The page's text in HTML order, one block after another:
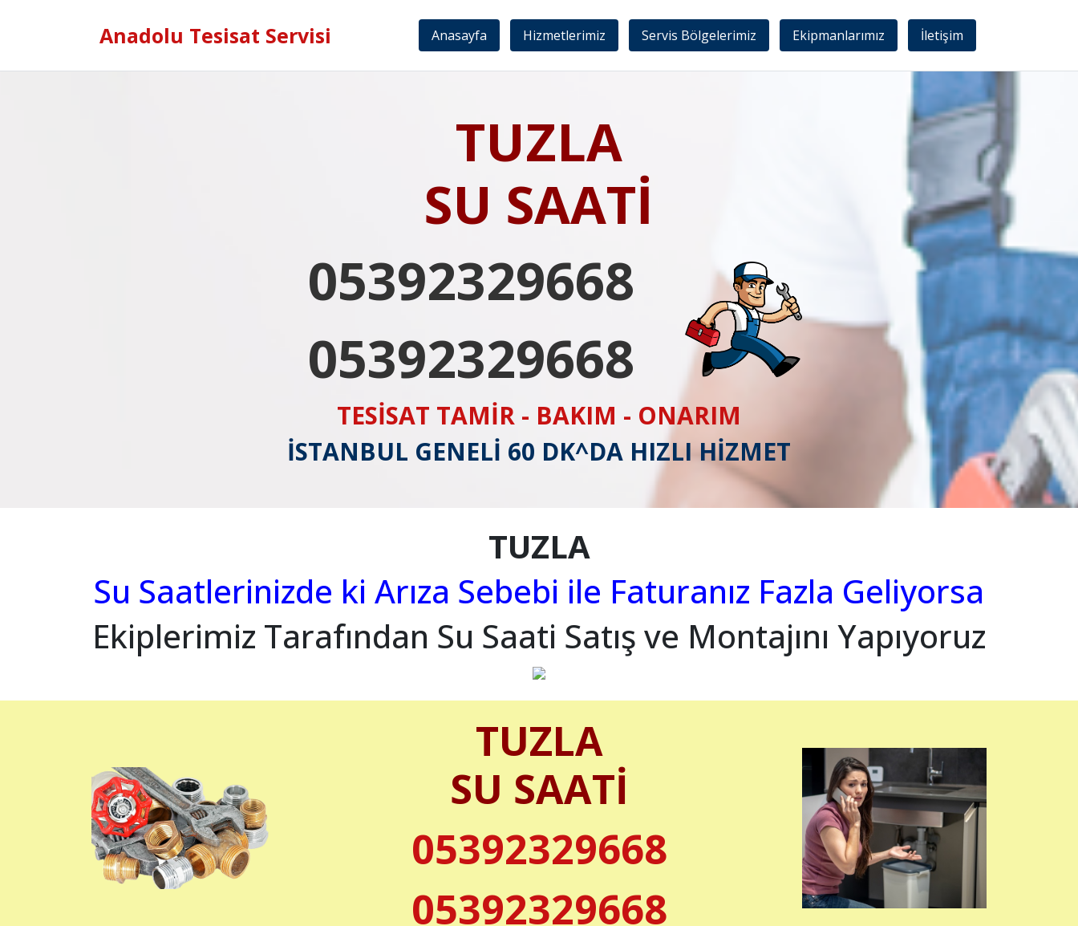
Anadolu Tesisat Servisi Anasayfa Hizmetlerimiz Servis Bölgelerimiz Ekipmanlarımız İletişim
TUZLA
SU SAATİ
05392329668
05392329668
TESİSAT TAMİR - BAKIM - ONARIM
İSTANBUL GENELİ 60 DK^DA HIZLI HİZMET
TUZLA
Su Saatlerinizde ki Arıza Sebebi ile Faturanız Fazla Geliyorsa
Ekiplerimiz Tarafından Su Saati Satış ve Montajını Yapıyoruz
TUZLA
SU SAATİ
05392329668
05392329668